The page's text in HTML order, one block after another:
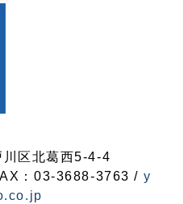
区北葛西5-4-4
：03-3688-3763 / y